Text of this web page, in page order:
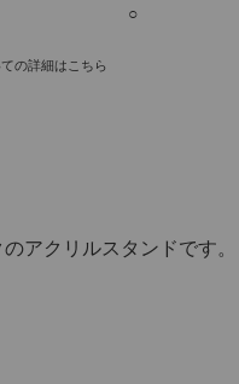
○
の詳細はこちら
アクリルスタンドです。